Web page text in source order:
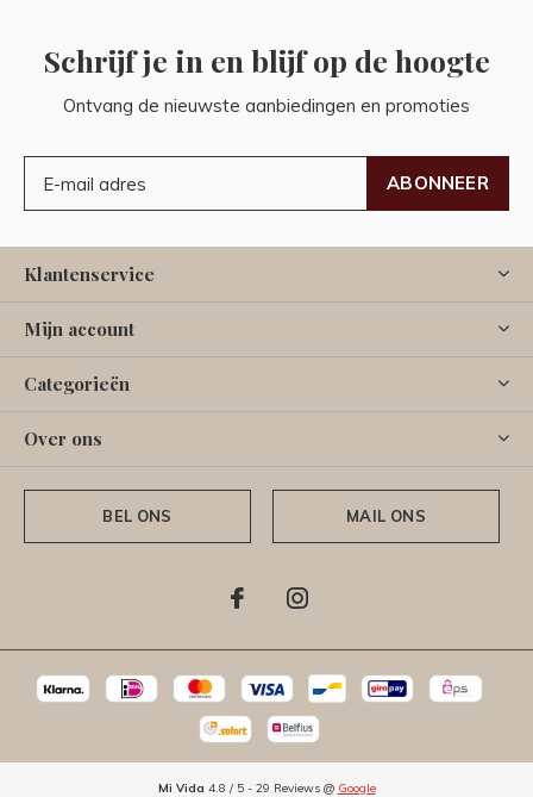
Schrijf je in en blijf op de hoogte
Ontvang de nieuwste aanbiedingen en promoties
ABONNEER
Klantenservice
Mijn account
Categorieën
Over ons
BEL ONS MAIL ONS
Mi Vida 4.8 / 5- 29 Reviews @ Google